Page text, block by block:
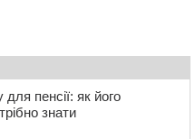
та STEM: Черкаси
нового навчального року
нагороди української
пенсії: як його
знати